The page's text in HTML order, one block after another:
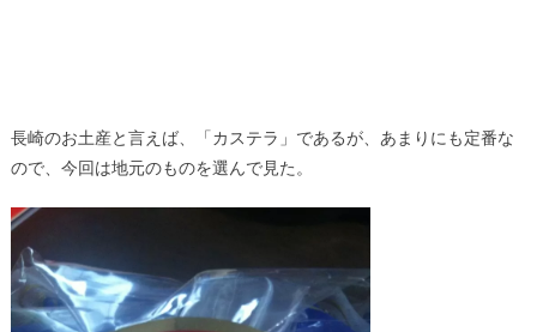
長崎のお土産と言えば、「カステラ」であるが、あまりにも定番な
ので、今回は地元のものを選んで見た。